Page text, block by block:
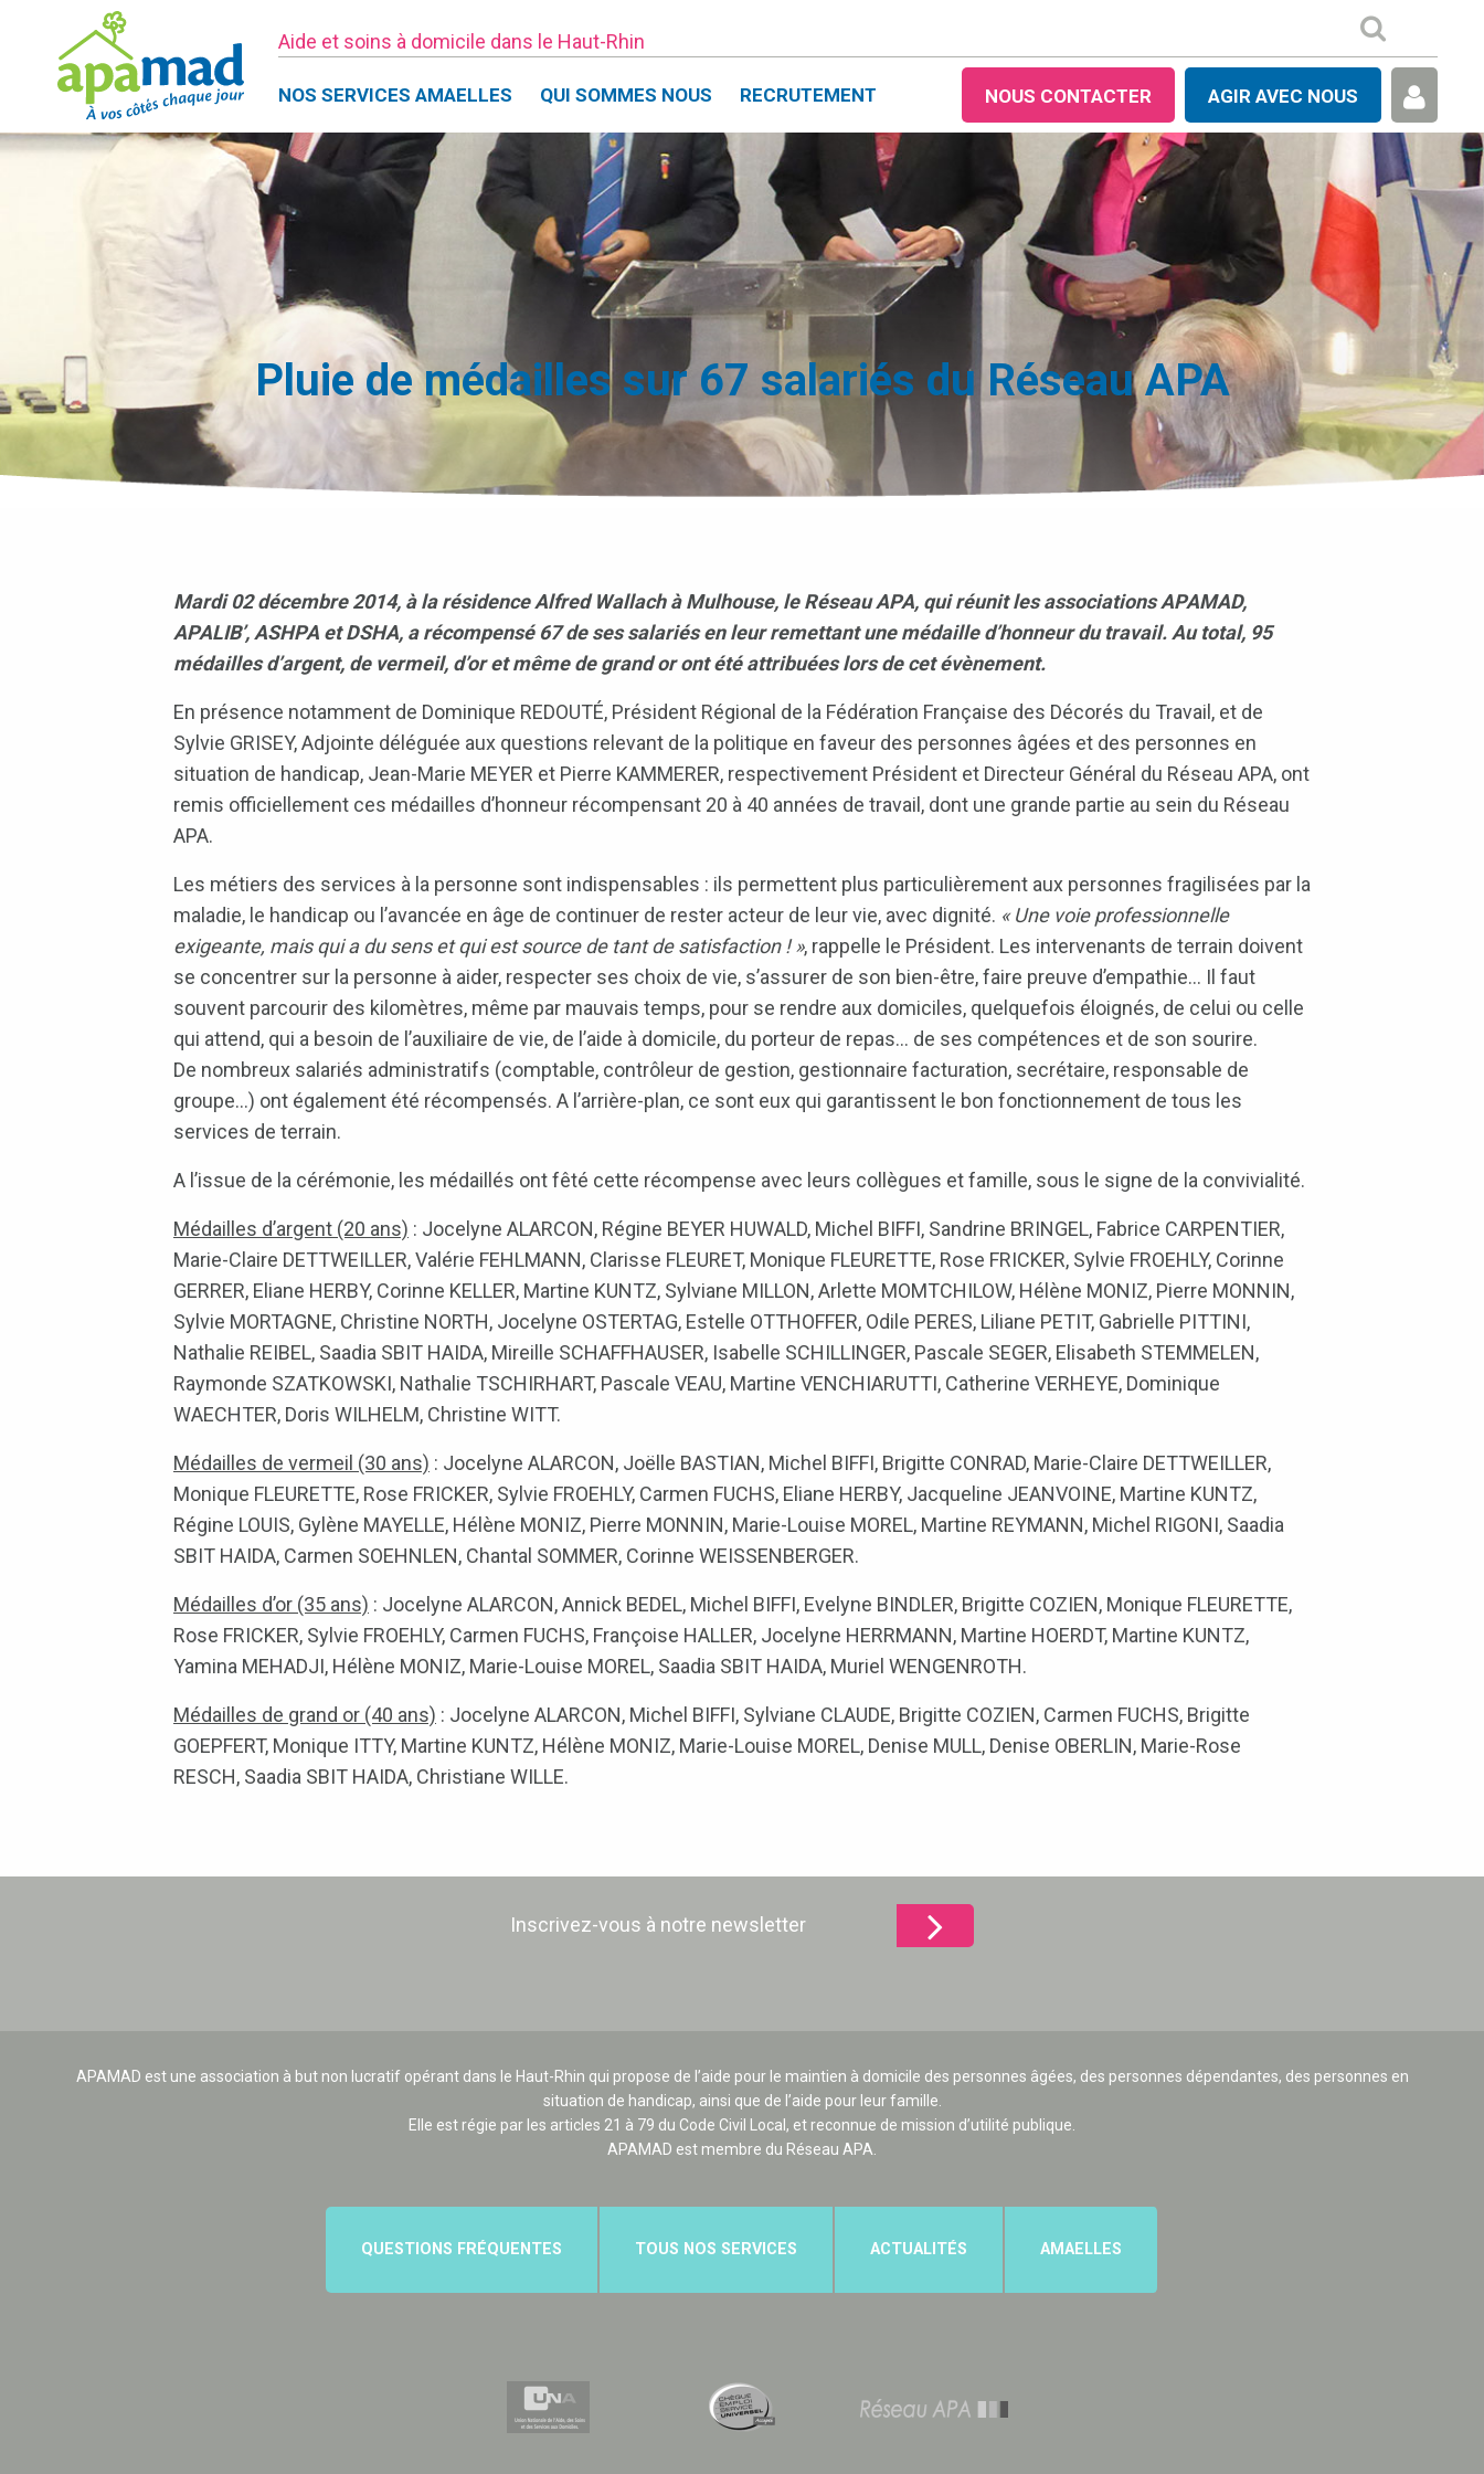
Aide et soins à domicile dans le Haut-Rhin
NOS SERVICES AMAELLES QUI SOMMES NOUS RECRUTEMENT NOUS CONTACTER AGIR AVEC NOUS
Pluie de médailles sur 67 salariés du Réseau APA
Mardi 02 décembre 2014, à la résidence Alfred Wallach à Mulhouse, le Réseau APA, qui réunit les associations APAMAD,
APALIB’, ASHPA et DSHA, a récompensé 67 de ses salariés en leur remettant une médaille d’honneur du travail. Au total, 95
médailles d’argent, de vermeil, d’or et même de grand or ont été attribuées lors de cet évènement.
En présence notamment de Dominique REDOUTÉ, Président Régional de la Fédération Française des Décorés du Travail, et de
Sylvie GRISEY, Adjointe déléguée aux questions relevant de la politique en faveur des personnes âgées et des personnes en
situation de handicap, Jean-Marie MEYER et Pierre KAMMERER, respectivement Président et Directeur Général du Réseau APA, ont
remis officiellement ces médailles d’honneur récompensant 20 à 40 années de travail, dont une grande partie au sein du Réseau
APA.
Les métiers des services à la personne sont indispensables : ils permettent plus particulièrement aux personnes fragilisées par la
maladie, le handicap ou l’avancée en âge de continuer de rester acteur de leur vie, avec dignité. « Une voie professionnelle
exigeante, mais qui a du sens et qui est source de tant de satisfaction ! », rappelle le Président. Les intervenants de terrain doivent
se concentrer sur la personne à aider, respecter ses choix de vie, s’assurer de son bien-être, faire preuve d’empathie… Il faut
souvent parcourir des kilomètres, même par mauvais temps, pour se rendre aux domiciles, quelquefois éloignés, de celui ou celle
qui attend, qui a besoin de l’auxiliaire de vie, de l’aide à domicile, du porteur de repas… de ses compétences et de son sourire.
De nombreux salariés administratifs (comptable, contrôleur de gestion, gestionnaire facturation, secrétaire, responsable de
groupe…) ont également été récompensés. A l’arrière-plan, ce sont eux qui garantissent le bon fonctionnement de tous les
services de terrain.
A l’issue de la cérémonie, les médaillés ont fêté cette récompense avec leurs collègues et famille, sous le signe de la convivialité.
Médailles d’argent (20 ans) : Jocelyne ALARCON, Régine BEYER HUWALD, Michel BIFFI, Sandrine BRINGEL, Fabrice CARPENTIER,
Marie-Claire DETTWEILLER, Valérie FEHLMANN, Clarisse FLEURET, Monique FLEURETTE, Rose FRICKER, Sylvie FROEHLY, Corinne
GERRER, Eliane HERBY, Corinne KELLER, Martine KUNTZ, Sylviane MILLON, Arlette MOMTCHILOW, Hélène MONIZ, Pierre MONNIN,
Sylvie MORTAGNE, Christine NORTH, Jocelyne OSTERTAG, Estelle OTTHOFFER, Odile PERES, Liliane PETIT, Gabrielle PITTINI,
Nathalie REIBEL, Saadia SBIT HAIDA, Mireille SCHAFFHAUSER, Isabelle SCHILLINGER, Pascale SEGER, Elisabeth STEMMELEN,
Raymonde SZATKOWSKI, Nathalie TSCHIRHART, Pascale VEAU, Martine VENCHIARUTTI, Catherine VERHEYE, Dominique
WAECHTER, Doris WILHELM, Christine WITT.
Médailles de vermeil (30 ans) : Jocelyne ALARCON, Joëlle BASTIAN, Michel BIFFI, Brigitte CONRAD, Marie-Claire DETTWEILLER,
Monique FLEURETTE, Rose FRICKER, Sylvie FROEHLY, Carmen FUCHS, Eliane HERBY, Jacqueline JEANVOINE, Martine KUNTZ,
Régine LOUIS, Gylène MAYELLE, Hélène MONIZ, Pierre MONNIN, Marie-Louise MOREL, Martine REYMANN, Michel RIGONI, Saadia
SBIT HAIDA, Carmen SOEHNLEN, Chantal SOMMER, Corinne WEISSENBERGER.
Médailles d’or (35 ans) : Jocelyne ALARCON, Annick BEDEL, Michel BIFFI, Evelyne BINDLER, Brigitte COZIEN, Monique FLEURETTE,
Rose FRICKER, Sylvie FROEHLY, Carmen FUCHS, Françoise HALLER, Jocelyne HERRMANN, Martine HOERDT, Martine KUNTZ,
Yamina MEHADJI, Hélène MONIZ, Marie-Louise MOREL, Saadia SBIT HAIDA, Muriel WENGENROTH.
Médailles de grand or (40 ans) : Jocelyne ALARCON, Michel BIFFI, Sylviane CLAUDE, Brigitte COZIEN, Carmen FUCHS, Brigitte
GOEPFERT, Monique ITTY, Martine KUNTZ, Hélène MONIZ, Marie-Louise MOREL, Denise MULL, Denise OBERLIN, Marie-Rose
RESCH, Saadia SBIT HAIDA, Christiane WILLE.
Inscrivez-vous à notre newsletter
APAMAD est une association à but non lucratif opérant dans le Haut-Rhin qui propose de l’aide pour le maintien à domicile des personnes âgées, des personnes dépendantes, des personnes en
situation de handicap, ainsi que de l’aide pour leur famille.
Elle est régie par les articles 21 à 79 du Code Civil Local, et reconnue de mission d’utilité publique.
APAMAD est membre du Réseau APA.
QUESTIONS FRÉQUENTES TOUS NOS SERVICES ACTUALITÉS AMAELLES